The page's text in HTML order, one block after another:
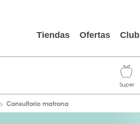
Tiendas Ofertas Club
Consultorio matrona